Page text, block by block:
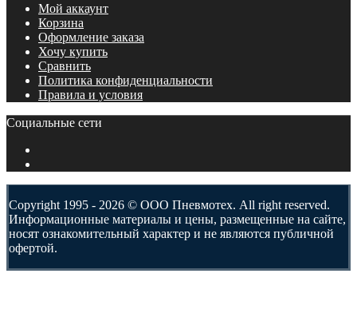
Мой аккаунт
Корзина
Оформление заказа
Хочу купить
Сравнить
Политика конфиденциальности
Правила и условия
Социальные сети
Copyright 1995 - 2026 © ООО Пневмотех. All right reserved.
Информационные материалы и цены, размещенные на сайте,
носят ознакомительный характер и не являются публичной
офертой.